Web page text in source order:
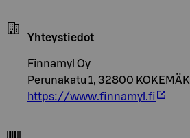
Yhteystiedot
Finnamyl Oy
Perunakatu 1, 32800 KOKEMÄKI
https://www.finnamyl.fi